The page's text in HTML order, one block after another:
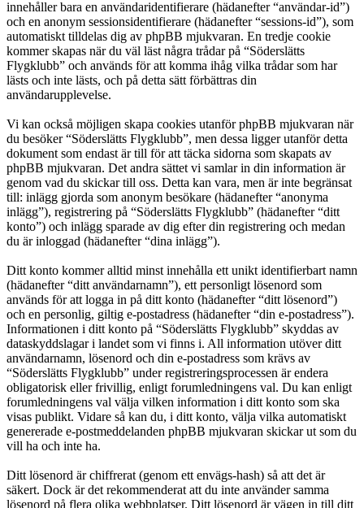
innehåller bara en användaridentifierare (hädanefter “användar-id”)
och en anonym sessionsidentifierare (hädanefter “sessions-id”), som
automatiskt tilldelas dig av phpBB mjukvaran. En tredje cookie
kommer skapas när du väl läst några trådar på “Söderslätts
Flygklubb” och används för att komma ihåg vilka trådar som har
lästs och inte lästs, och på detta sätt förbättras din
användarupplevelse.
Vi kan också möjligen skapa cookies utanför phpBB mjukvaran när
du besöker “Söderslätts Flygklubb”, men dessa ligger utanför detta
dokument som endast är till för att täcka sidorna som skapats av
phpBB mjukvaran. Det andra sättet vi samlar in din information är
genom vad du skickar till oss. Detta kan vara, men är inte begränsat
till: inlägg gjorda som anonym besökare (hädanefter “anonyma
inlägg”), registrering på “Söderslätts Flygklubb” (hädanefter “ditt
konto”) och inlägg sparade av dig efter din registrering och medan
du är inloggad (hädanefter “dina inlägg”).
Ditt konto kommer alltid minst innehålla ett unikt identifierbart namn
(hädanefter “ditt användarnamn”), ett personligt lösenord som
används för att logga in på ditt konto (hädanefter “ditt lösenord”)
och en personlig, giltig e-postadress (hädanefter “din e-postadress”).
Informationen i ditt konto på “Söderslätts Flygklubb” skyddas av
dataskyddslagar i landet som vi finns i. All information utöver ditt
användarnamn, lösenord och din e-postadress som krävs av
“Söderslätts Flygklubb” under registreringsprocessen är endera
obligatorisk eller frivillig, enligt forumledningens val. Du kan enligt
forumledningens val välja vilken information i ditt konto som ska
visas publikt. Vidare så kan du, i ditt konto, välja vilka automatiskt
genererade e-postmeddelanden phpBB mjukvaran skickar ut som du
vill ha och inte ha.
Ditt lösenord är chiffrerat (genom ett envägs-hash) så att det är
säkert. Dock är det rekommenderat att du inte använder samma
lösenord på flera olika webbplatser. Ditt lösenord är vägen in till ditt